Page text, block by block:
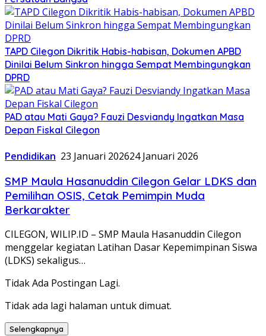
TAPD Cilegon Dikritik Habis-habisan, Dokumen APBD
Dinilai Belum Sinkron hingga Sempat Membingungkan
DPRD
PAD atau Mati Gaya? Fauzi Desviandy Ingatkan Masa
Depan Fiskal Cilegon
Pendidikan 23 Januari 202624 Januari 2026
SMP Maula Hasanuddin Cilegon Gelar LDKS dan
Pemilihan OSIS, Cetak Pemimpin Muda
Berkarakter
CILEGON, WILIP.ID – SMP Maula Hasanuddin Cilegon
menggelar kegiatan Latihan Dasar Kepemimpinan Siswa
(LDKS) sekaligus…
Tidak Ada Postingan Lagi.
Tidak ada lagi halaman untuk dimuat.
Selengkapnya